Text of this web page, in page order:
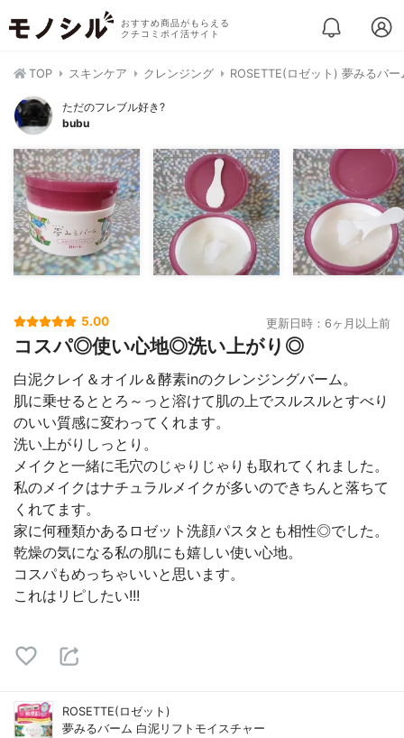
おすすめ商品がもらえる
クチコミポイ活サイト
TOP スキンケア クレンジング ROSETTE(ロゼット) 夢みるバ
ただのフレブル好き?
bubu
5.00 更新日時：6ヶ月以上前
コスパ◎使い心地◎洗い上がり◎
白泥クレイ＆オイル＆酵素inのクレンジングバーム。
肌に乗せるととろ～っと溶けて肌の上でスルスルとすべり
のいい質感に変わってくれます。
洗い上がりしっとり。
メイクと一緒に毛穴のじゃりじゃりも取れてくれました。
私のメイクはナチュラルメイクが多いのできちんと落ちて
くれてます。
家に何種類かあるロゼット洗顔パスタとも相性◎でした。
乾燥の気になる私の肌にも嬉しい使い心地。
コスパもめっちゃいいと思います。
これはリピしたい!!!
ROSETTE(ロゼット)
夢みるバーム 白泥リフトモイスチャー